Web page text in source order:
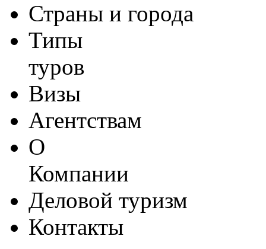
Страны и города
Типы
туров
Визы
Агентствам
О
Компании
Деловой туризм
Контакты